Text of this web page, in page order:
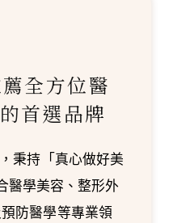
全方位醫
首選品牌
秉持「真心做好美
醫學美容、整形外
防醫學等專業領